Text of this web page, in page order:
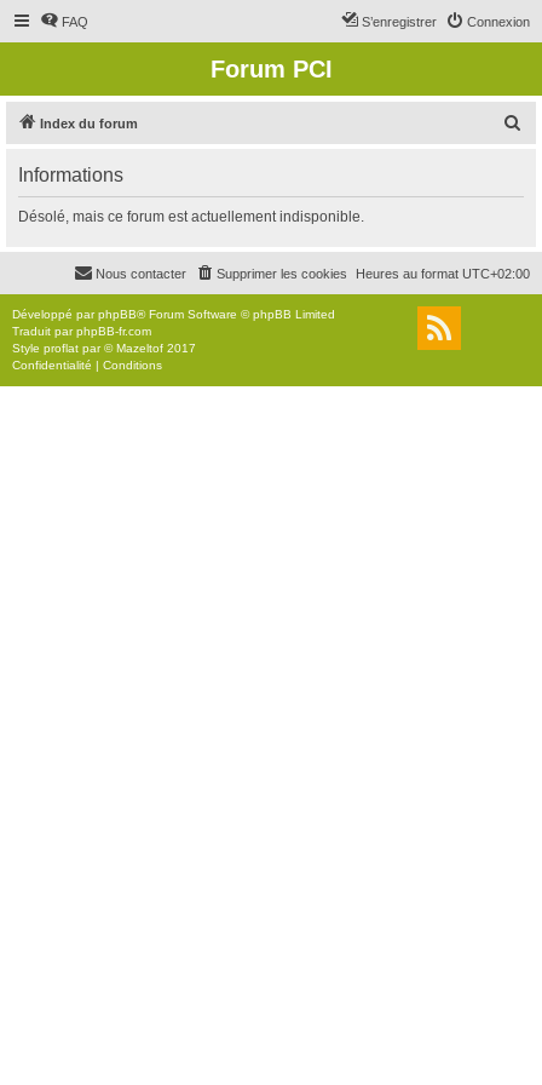
FAQ Connexion
S’enregistrer
Forum PCI
Index du forum
r
c
r
Informations
Désolé, mais ce forum est actuellement indisponible.
Heures au format UTC+02:00
Supprimer les cookies
Nous contacter
Développé parphpBB® Forum Software © phpBB Limited
Traduit parphpBB-fr.com
Style proflat par ©Mazeltof 2017
Confidentialité | Conditions